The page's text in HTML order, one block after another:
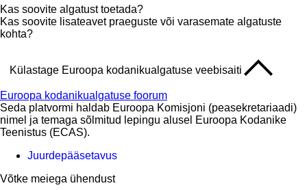
Kas soovite algatust toetada?
Kas soovite lisateavet praeguste või varasemate algatuste
kohta?
Külastage Euroopa kodanikualgatuse veebisaiti
Euroopa kodanikualgatuse foorum
Seda platvormi haldab Euroopa Komisjoni (peasekretariaadi)
nimel ja temaga sõlmitud lepingu alusel Euroopa Kodanike
Teenistus (ECAS).
Juurdepääsetavus
Võtke meiega ühendust